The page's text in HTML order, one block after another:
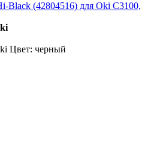
Black (42804516) для Oki С3100,
Цвет: черный